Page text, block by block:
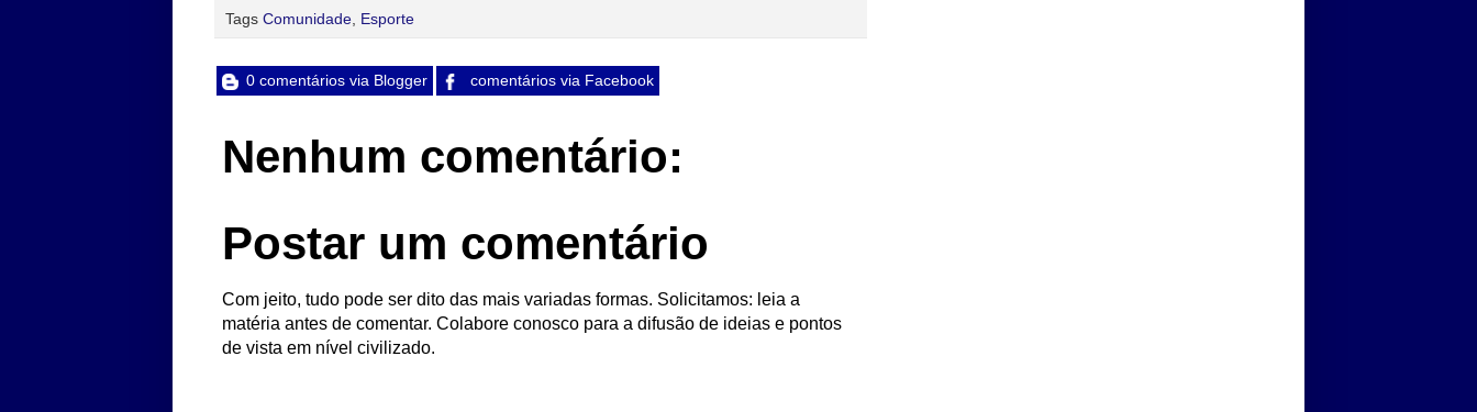
Tags Comunidade, Esporte
0 comentários via Blogger comentários via Facebook
Nenhum comentário:
Postar um comentário
Com jeito, tudo pode ser dito das mais variadas formas. Solicitamos: leia a
matéria antes de comentar. Colabore conosco para a difusão de ideias e pontos
de vista em nível civilizado.